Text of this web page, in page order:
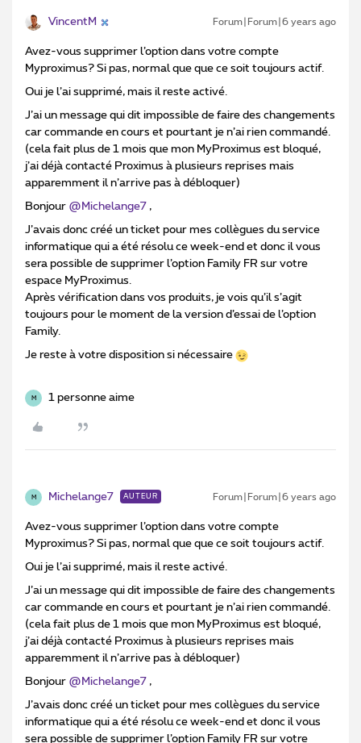
VincentM Forum|Forum|6 years ago
Avez-vous supprimer l’option dans votre compte
Myproximus? Si pas, normal que que ce soit toujours actif.
Oui je l’ai supprimé, mais il reste activé.
J’ai un message qui dit impossible de faire des changements
car commande en cours et pourtant je n’ai rien commandé.
(cela fait plus de 1 mois que mon MyProximus est bloqué,
j’ai déjà contacté Proximus à plusieurs reprises mais
apparemment il n’arrive pas à débloquer)
Bonjour @Michelange7 ,
J’avais donc créé un ticket pour mes collègues du service
informatique qui a été résolu ce week-end et donc il vous
sera possible de supprimer l’option Family FR sur votre
espace MyProximus.
Après vérification dans vos produits, je vois qu’il s’agit
toujours pour le moment de la version d’essai de l’option
Family.
Je reste à votre disposition si nécessaire
M 1 personne aime
M Michelange7 AUTEUR Forum|Forum|6 years ago
Avez-vous supprimer l’option dans votre compte
Myproximus? Si pas, normal que que ce soit toujours actif.
Oui je l’ai supprimé, mais il reste activé.
J’ai un message qui dit impossible de faire des changements
car commande en cours et pourtant je n’ai rien commandé.
(cela fait plus de 1 mois que mon MyProximus est bloqué,
j’ai déjà contacté Proximus à plusieurs reprises mais
apparemment il n’arrive pas à débloquer)
Bonjour @Michelange7 ,
J’avais donc créé un ticket pour mes collègues du service
informatique qui a été résolu ce week-end et donc il vous
sera possible de supprimer l’option Family FR sur votre